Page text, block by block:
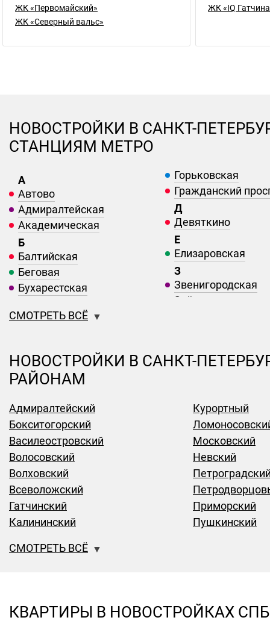
ЖК «Первомайский»
ЖК «Северный вальс»
ЖК «IQ
НОВОСТРОЙКИ В САНКТ-
СТАНЦИЯМ МЕТРО
А
Автово
Адмиралтейская
Академическая
Б
Балтийская
Беговая
Бухарестская
Василеостровская
Г
Горьковская
Гражданский
Д
Девяткино
Е
Елизаровская
З
Звенигородская
Звёздная
Л
СМОТРЕТЬ ВСЁ
НОВОСТРОЙКИ В САНКТ-
РАЙОНАМ
Адмиралтейский
Бокситогорский
Василеостровский
Волосовский
Волховский
Всеволожский
Гатчинский
Калининский
Киришский
Красносельский
Кронштадтский
Курортный
Московский
Невский
Приморский
Пушкинский
СМОТРЕТЬ ВСЁ
КВАРТИРЫ В НОВОСТРОЙКАХ СПБ